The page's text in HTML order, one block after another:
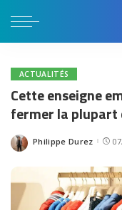
ACTUALITÉS
Cette enseigne
fermer la plupart
Posted
Philippe Durez